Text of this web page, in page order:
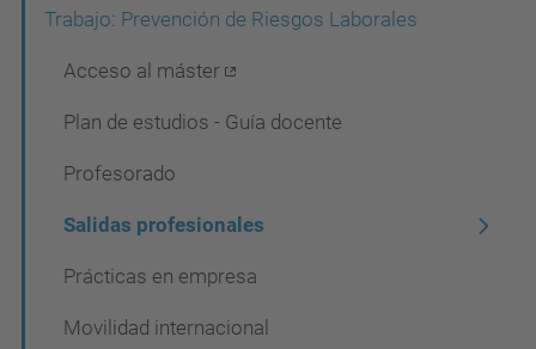
Trabajo: Prevención de Riesgos Laborales
Acceso al máster
Plan de estudios - Guía docente
Profesorado
Salidas profesionales
Prácticas en empresa
Movilidad internacional